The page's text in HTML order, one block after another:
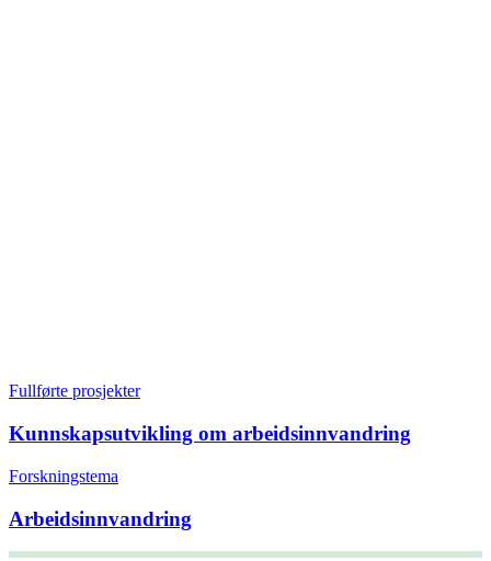
Fullførte prosjekter
Kunnskapsutvikling om arbeidsinnvandring
Forskningstema
Arbeidsinnvandring